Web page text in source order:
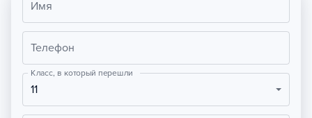
Имя
Телефон
Класс, в который перешли
11